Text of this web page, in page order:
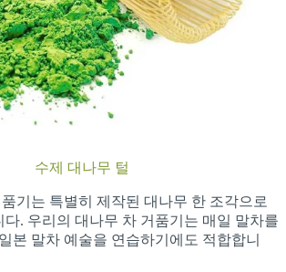
수제 대나무 털
기는 특별히 제작된 대나무 한 조각으로
다. 우리의 대나무 차 거품기는 매일 말차를
본 말차 예술을 연습하기에도 적합합니